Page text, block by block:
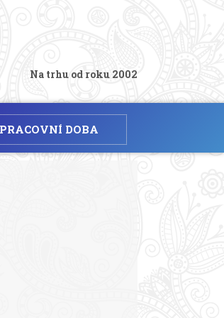
Na trhu od roku 2002
PRACOVNÍ DOBA